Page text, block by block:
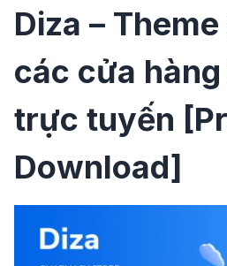
Diza –
các cửa
trực tuyến
Download]